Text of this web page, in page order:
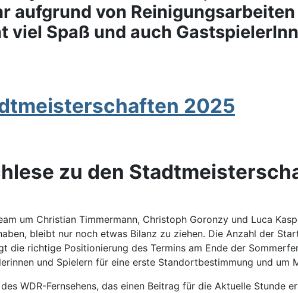
aufgrund von
viel Spaß und auch
2025
zu den
um Christian Timmermann, Christoph Goronzy und Luca
bleibt nur noch etwas Bilanz zu ziehen. Die Anzahl der
die richtige Positionierung des Termins am Ende der
und Spielern für eine erste Standortbestimmung und um
WDR-Fernsehens, das einen Beitrag für die Aktuelle